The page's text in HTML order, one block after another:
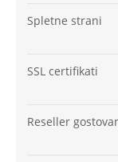
Spletne strani
SSL certifikati
Reseller